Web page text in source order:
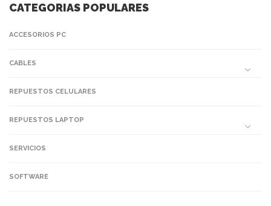
CATEGORIAS POPULARES
ACCESORIOS PC
CABLES
REPUESTOS CELULARES
REPUESTOS LAPTOP
SERVICIOS
SOFTWARE